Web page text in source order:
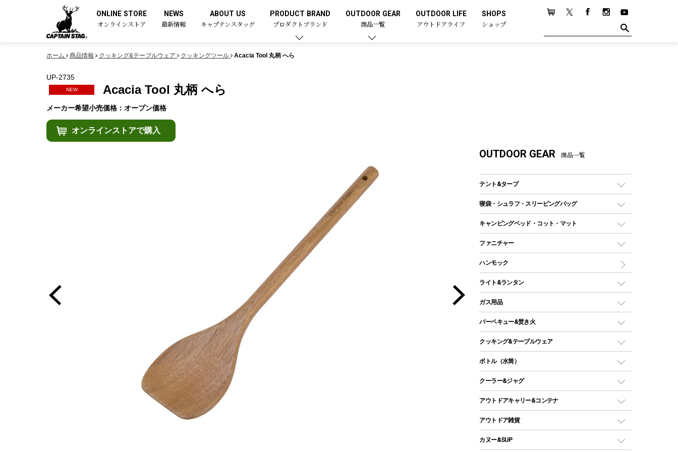
ONLINE STORE
オンラインストア
NEWS
最新情報
ABOUT US
キャプテンスタッグ
PRODUCT BRAND
プロダクトブランド
OUTDOOR GEAR
商品一覧
OUTDOOR LIFE
アウトドアライフ
SHOPS
ショップ
ホーム 商品情報 クッキング&テーブルウェア クッキングツール Acacia Tool 丸柄 へら
UP-2735
NEW Acacia Tool 丸柄 へら
メーカー希望小売価格：オープン価格
オンラインストアで購入
OUTDOOR GEAR 商品一覧
テント&タープ
テント
ツールームテント
ワンポールテント
シェルターテント
ロッジ型・オリジナルテント
タープ
スクエアタープ（レクタタープ）
メッシュタープ
自立式タープ
パラソル
テントアクセサリー
ペグ
寝袋・シュラフ・スリーピングバッグ
レクタングラー型（封筒型）シュラフ
インナーシュラフ
キャンピングベッド・コット・マット
キャンピングベッド・コット
インフレータブルマット
ファニチャー
アウトドアテーブル
レジャーシート
ハンモック
ライト&ランタン
LEDランタン
ガスランタン
オイルランタン
LEDライト
ヘッドライト
キャンドル
ガス用品
ガスバーナー
ガス缶
ガストーチ、ライター
バーベキュー&焚き火
バーベキューコンロ、グリル
焚き火台タイプ（ロースタイル）グリル
卓上タイプグリル
パーティータイプグリル
鉄板、アミ
クッキング&テーブルウェア
ダッチオーブン
ホットサンドメーカー
クッカーセット
シェラカップ
ボトル（水筒）
ステンレスボトル
コップ付きタイプ
ワンタッチタイプ
プラスチックボトル
クーラー&ジャグ
クーラーボックス
クーラーバッグ
ウォータージャグ
アウトドアキャリー&コンテナ
アウトドアキャリー
アウトドア雑貨
バックパック&バッグ
カヌー&SUP